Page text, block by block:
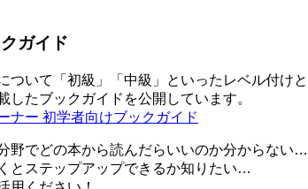
ガイド
ついて「初級」「中級」といったレベル付けと
したブックガイドを公開しています。
ナー 初学者向けブックガイド
野でどの本から読んだらいいのか分からない…
とステップアップできるか知りたい…